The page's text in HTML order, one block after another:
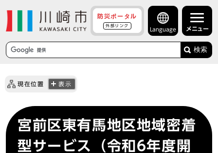
防災ポータル
外部リンク
Language メニュー
検索
現在位置 表示
宮前区東有馬地区地域密着
型サービス（令和6年度開